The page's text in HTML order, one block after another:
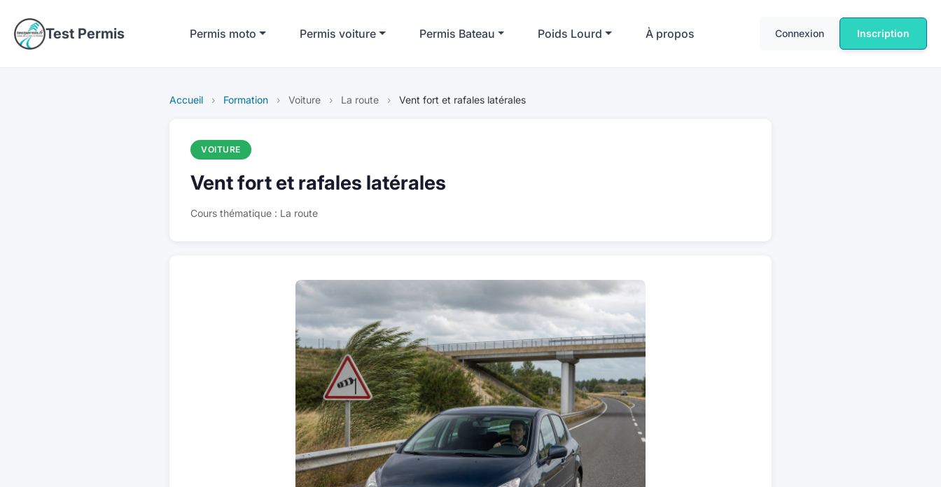
Test Permis Permis moto Permis voiture Permis Bateau Poids Lourd À propos Connexion Inscription
Accueil › Formation › Voiture › La route › Vent fort et rafales latérales
VOITURE
Vent fort et rafales latérales
Cours thématique : La route